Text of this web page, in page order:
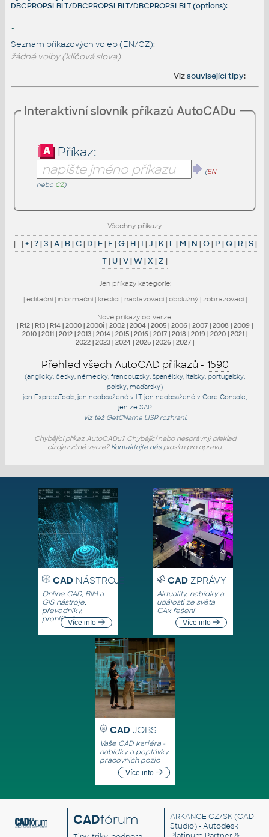
DBCPROPSLBLT/DBCPROPSLBLT/DBCPROPSLBLT (options):
-
Seznam příkazových voleb (EN/CZ):
žádné volby (klíčová slova)
Vizsouvisející tipy:
Interaktivní slovník příkazů AutoCADu
Příkaz:
(EN
nebo CZ)
Všechny příkazy:
|- |+|?|3 |A| B|C| D| E| F |G| H| I |J | K| L | M | N |O| P |Q| R |S|
T| U|V|W|X |Z |
Jen příkazy kategorie:
| editační| informační| kreslicí| nastavovací| obslužný| zobrazovací|
Nové příkazy od verze:
| R12 | R13 | R14 | 2000 | 2000i | 2002 | 2004 | 2005 | 2006 | 2007 | 2008 | 2009 |
2010 | 2011 | 2012 | 2013 | 2014 | 2015 | 2016 | 2017 | 2018 | 2019 | 2020 | 2021 |
2022 | 2023 | 2024 | 2025 | 2026 | 2027 |
Přehled všech AutoCAD příkazů - 1590
(anglicky, česky, německy, francouzsky, španělsky, italsky, portugalsky,
polsky, maďarsky)
jen ExpressTools , jen neobsažené v LT, jen neobsažené v Core Console
jen ze SAP
Viz též GetCNameLISP rozhraní.
Chybějící příkaz AutoCADu? Chybějící nebo nesprávný překlad
cizojazyčné verze? Kontaktujte násprosím pro opravu.
CADNÁSTROJE
Online CAD, BIM a
GIS nástroje,
převodníky,
prohlížečeVíce info
CADZPRÁVY
Aktuality, nabídky a
události ze světa
CAx řešení
Více info
CAD JOBS
Vaše CAD kariéra -
nabídky a poptávky
pracovních pozic
Více info
CADfórum ARKANCE CZ/SK(CAD
Studio) - Autodesk